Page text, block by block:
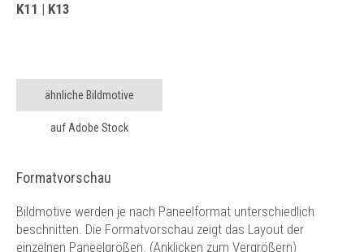
K11 | K13
ähnliche Bildmotive
auf Adobe Stock
Formatvorschau
Bildmotive werden je nach Paneelformat unterschiedlich
beschnitten. Die Formatvorschau zeigt das Layout der
einzelnen Paneelgrößen. (Anklicken zum Vergrößern)